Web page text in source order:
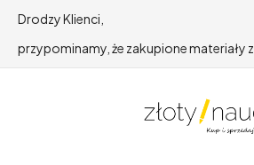
Drodzy Klienci,
przypominamy, że zakupione materiały